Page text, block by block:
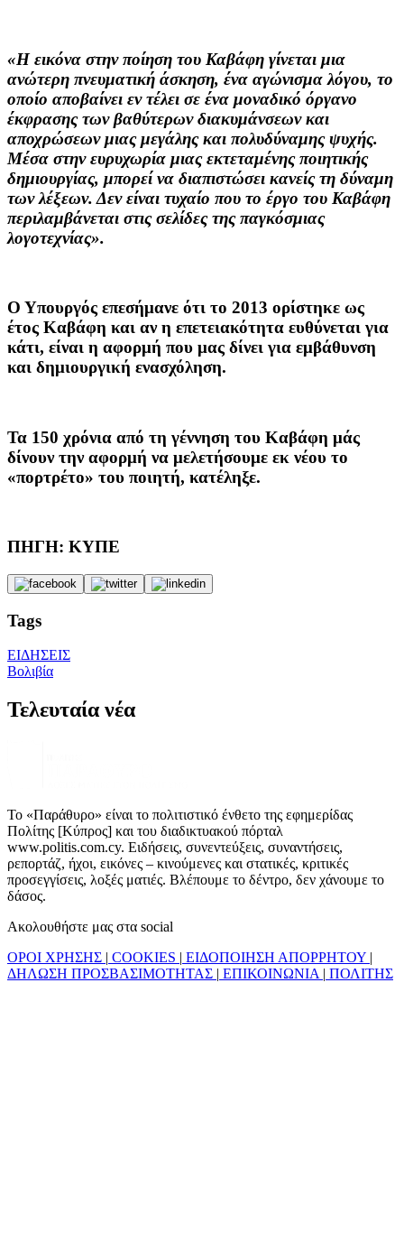
«Η εικόνα στην ποίηση του Καβάφη γίνεται μια
ανώτερη πνευματική άσκηση, ένα αγώνισμα λόγου, το
οποίο αποβαίνει εν τέλει σε ένα μοναδικό όργανο
έκφρασης των βαθύτερων διακυμάνσεων και
αποχρώσεων μιας μεγάλης και πολυδύναμης ψυχής.
Μέσα στην ευρυχωρία μιας εκτεταμένης ποιητικής
δημιουργίας, μπορεί να διαπιστώσει κανείς τη δύναμη
των λέξεων. Δεν είναι τυχαίο που το έργο του Καβάφη
περιλαμβάνεται στις σελίδες της παγκόσμιας
λογοτεχνίας».
Ο Υπουργός επεσήμανε ότι το 2013 ορίστηκε ως
έτος Καβάφη και αν η επετειακότητα ευθύνεται για
κάτι, είναι η αφορμή που μας δίνει για εμβάθυνση
και δημιουργική ενασχόληση.
Τα 150 χρόνια από τη γέννηση του Καβάφη μάς
δίνουν την αφορμή να μελετήσουμε εκ νέου το
«πορτρέτο» του ποιητή, κατέληξε.
ΠΗΓΗ: ΚΥΠΕ
Tags
ΕΙΔΗΣΕΙΣ
Βολιβία
Τελευταία νέα
Το «Παράθυρο» είναι το πολιτιστικό ένθετο της εφημερίδας
Πολίτης [Κύπρος] και του διαδικτυακού πόρταλ
www.politis.com.cy. Ειδήσεις, συνεντεύξεις, συναντήσεις,
ρεπορτάζ, ήχοι, εικόνες – κινούμενες και στατικές, κριτικές
προσεγγίσεις, λοξές ματιές. Βλέπουμε το δέντρο, δεν χάνουμε το
δάσος.
Ακολουθήστε μας στα social
ΟΡΟΙ ΧΡΗΣΗΣ | COOKIES | ΕΙΔΟΠΟΙΗΣΗ ΑΠΟΡΡΗΤΟΥ |
ΔΗΛΩΣΗ ΠΡΟΣΒΑΣΙΜΟΤΗΤΑΣ | ΕΠΙΚΟΙΝΩΝΙΑ | ΠΟΛΙΤΗΣ